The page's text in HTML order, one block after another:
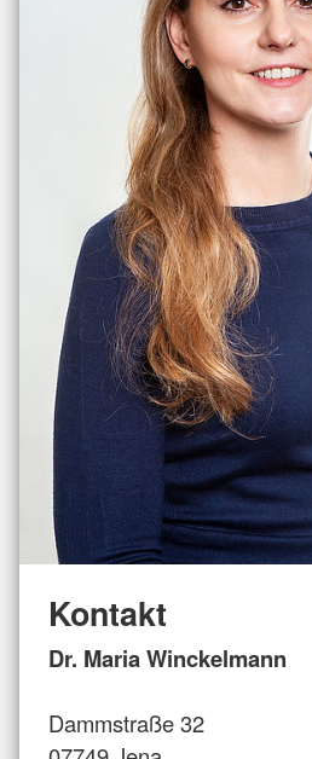
Kontakt
Dr. Maria Winckelmann
Dammstraße 32